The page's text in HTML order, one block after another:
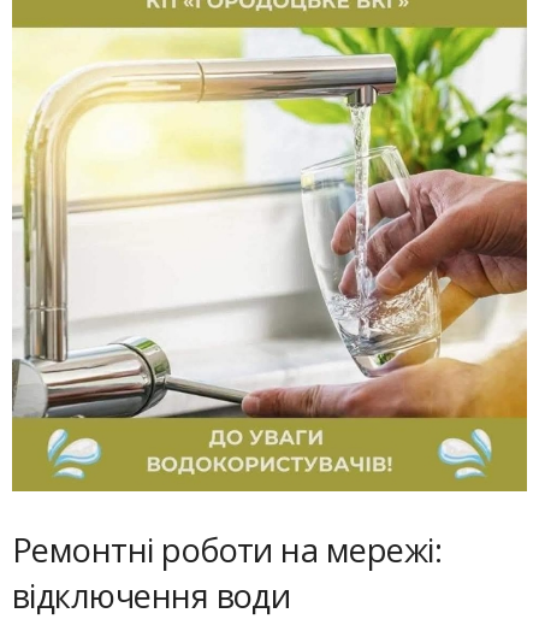
Ремонтні роботи на мережі:
відключення води